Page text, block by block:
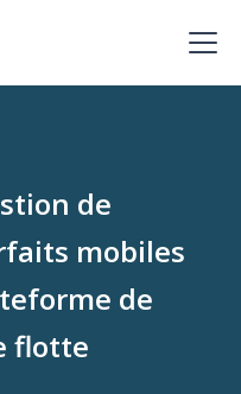
de
mobiles
de
flotte